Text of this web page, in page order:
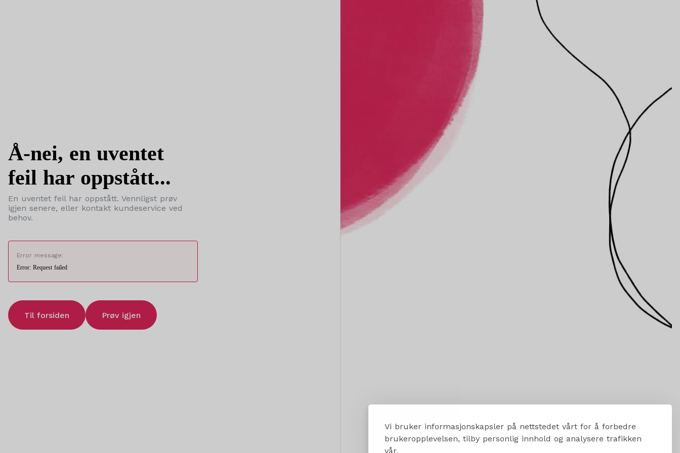
Vi bruker informasjonskapsler på nettstedet vårt for å forbedre
brukeropplevelsen, tilby personlig innhold og analysere trafikken
vår.
Å-nei, en uventet
feil har oppstått...
En uventet feil har oppstått. Vennligst prøv
igjen senere, eller kontakt kundeservice ved
behov.
Error message:
Error: Request failed
Til forsiden Prøv igjen